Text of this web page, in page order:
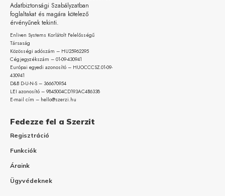
Adatbiztonsági Szabályzatban
foglaltakat és magára kötelező
érvényűnek tekinti.
Enliven Systems Korlátolt Felelősségű
Társaság
Közösségi adószám – HU25962295
Cégjegyzékszám – 01-09-430941
Európai egyedi azonosító – HUOCCCSZ.01-09-
430941
D&B D-U-N-S – 366670954
LEI azonosító – 9845004CD193AC4B6338
E-mail cím – hello@szerzi.hu
Fedezze fel a Szerzit
Regisztráció
Funkciók
Áraink
Ügyvédeknek